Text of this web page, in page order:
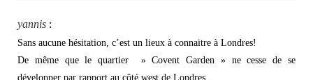
yannis :
Sans aucune hésitation, c’est un lieux à connaitre à Londres!
De même que le quartier » Covent Garden » ne cesse de se
développer par rapport au côté west de Londres.